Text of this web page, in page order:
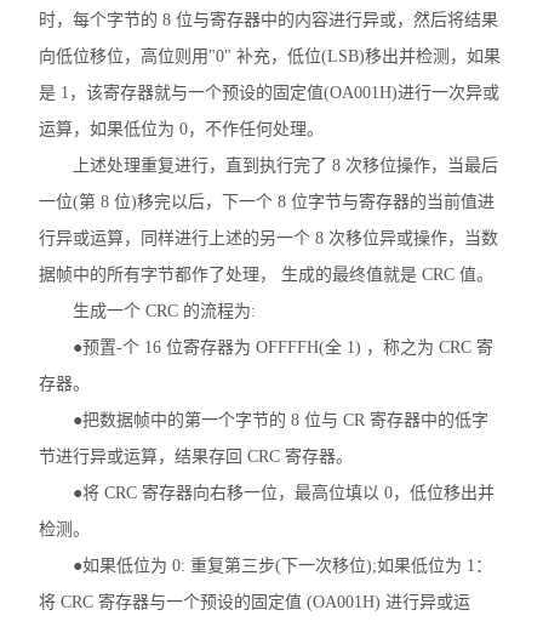
AGF系列导轨式智能光伏汇流采集装置
ACTB系列电流互感器过电压保护器
可编程温湿度控制器
ASJ系列智能电力继电器
ACM配电线路过负荷监控装置
ALP智能型低压线路保护装置
ARTU系列四遥单元
时，每个字节的 8 位与寄存器中的内容进行异或，然后将结果
向低位移位，高位则用"0" 补充，低位(LSB)移出并检测，如果
是 1，该寄存器就与一个预设的固定值(OA001H)进行一次异或
运算，如果低位为 0，不作任何处理。
上述处理重复进行，直到执行完了 8 次移位操作，当最后
一位(第 8 位)移完以后，下一个 8 位字节与寄存器的当前值进
行异或运算，同样进行上述的另一个 8 次移位异或操作，当数
据帧中的所有字节都作了处理， 生成的最终值就是 CRC 值。
生成一个 CRC 的流程为:
●预置-个 16 位寄存器为 OFFFFH(全 1) ，称之为 CRC 寄
存器。
●把数据帧中的第一个字节的 8 位与 CR 寄存器中的低字
节进行异或运算，结果存回 CRC 寄存器。
●将 CRC 寄存器向右移一位，最高位填以 0，低位移出并
检测。
●如果低位为 0: 重复第三步(下一次移位);如果低位为 1：
将 CRC 寄存器与一个预设的固定值 (OA001H) 进行异或运